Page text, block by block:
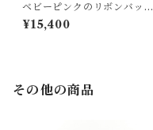
ベビーピンクのリボンバッグ
＜T-0199＞
¥15,400
その他の商品